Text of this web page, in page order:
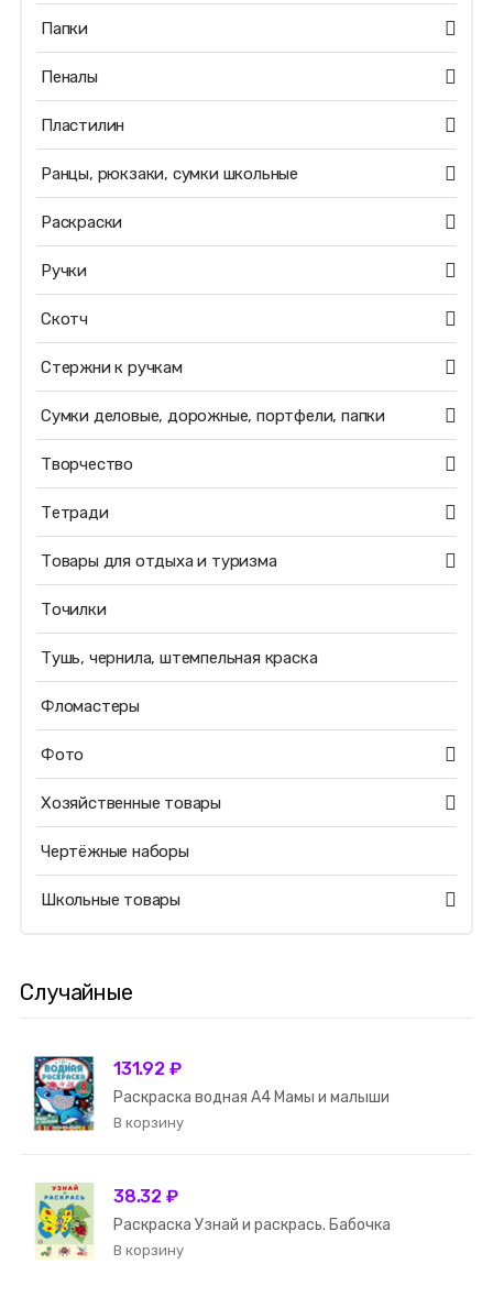
Папки
Пеналы
Пластилин
Ранцы, рюкзаки, сумки школьные
Раскраски
Ручки
Скотч
Стержни к ручкам
Сумки деловые, дорожные, портфели, папки
Творчество
Тетради
Товары для отдыха и туризма
Точилки
Тушь, чернила, штемпельная краска
Фломастеры
Фото
Хозяйственные товары
Чертёжные наборы
Школьные товары
Случайные
131.92 ₽
Раскраска водная А4 Мамы и малыши
38.32 ₽
Раскраска Узнай и раскрась. Бабочка